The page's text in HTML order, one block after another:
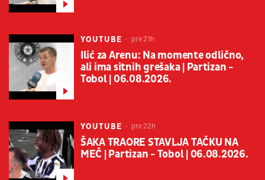
YOUTUBE pre 21h
Ilić za Arenu: Na momente odlično,
ali ima sitnih grešaka | Partizan -
Tobol | 06.08.2026.
YOUTUBE pre 22h
ŠAKA TRAORE STAVLJA TAČKU NA
MEČ | Partizan - Tobol | 06.08.2026.